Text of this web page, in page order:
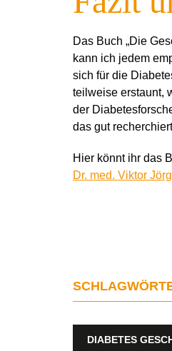
Das Buch „Die
kann ich jedem
sich für die
teilweise erstaunt,
der
das gut
Hier könnt ihr das
Dr. med. Viktor
DIABETES